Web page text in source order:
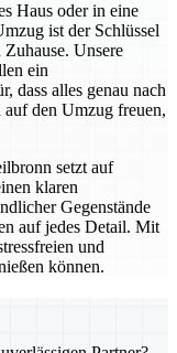
Haus oder in eine
ist der Schlüssel
Unsere
ein
dass alles genau nach
den Umzug freuen,
setzt auf
klaren
Gegenstände
auf jedes Detail. Mit
und
können.